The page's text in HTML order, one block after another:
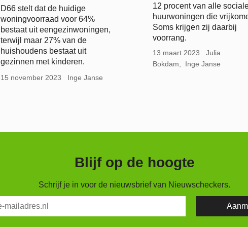
D66 stelt dat de huidige
woningvoorraad voor 64%
bestaat uit eengezinwoningen,
terwijl maar 27% van de
huishoudens bestaat uit
gezinnen met kinderen.
15 november 2023 Inge Janse
12 procent van alle
huurwoningen die
Soms krijgen zij daarbij
voorrang.
13 maart 2023
Julia
Bokdam
Inge Janse
Blijf op de hoogte
Schrijf je in voor de nieuwsbrief van Nieuwscheckers.